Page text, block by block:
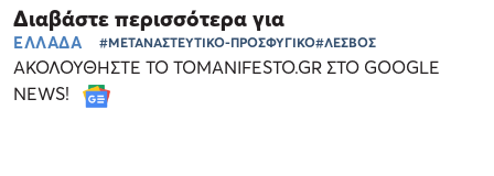
Διαβάστε περισσότερα για
ΕΛΛΑΔΑ #ΜΕΤΑΝΑΣΤΕΥΤΙΚΟ-ΠΡΟΣΦΥΓΙΚΟ#ΛΕΣΒΟΣ
ΑΚΟΛΟΥΘΗΣΤΕ ΤΟ TOMANIFESTO.GR ΣΤΟ GOOGLE
NEWS!